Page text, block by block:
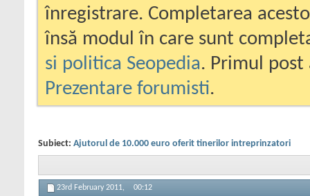
înregistrare. Completarea
însă modul în care sunt
si politica Seopedia. Primul
Prezentare forumisti.
Subiect: Ajutorul de 10.000 euro oferit tinerilor intreprinzatori
23rd February 2011, 00:12